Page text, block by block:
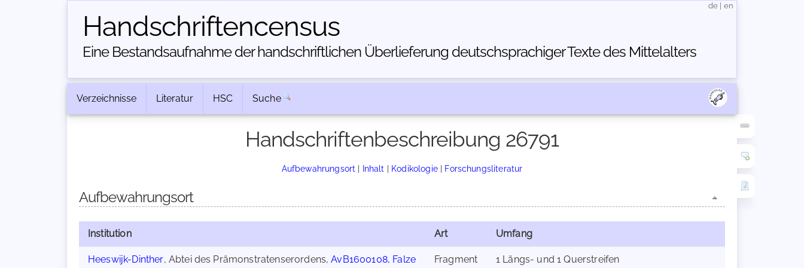
Handschriften­census
Eine Bestandsaufnahme der handschriftlichen Über­lieferung deutschsprachiger Texte des Mittelalters
de en
Verzeichnisse Literatur HSC Suche
Handschriftenbeschreibung 26791
Aufbewahrungsort | Inhalt | Kodikologie| Forschungsliteratur
Aufbewahrungsort
Institution Art Umfang
Heeswijk-Dinther, Abtei des Prämonstratenserordens,AvB1600108, Falze Fragment 1 Längs- und 1 Querstreifen